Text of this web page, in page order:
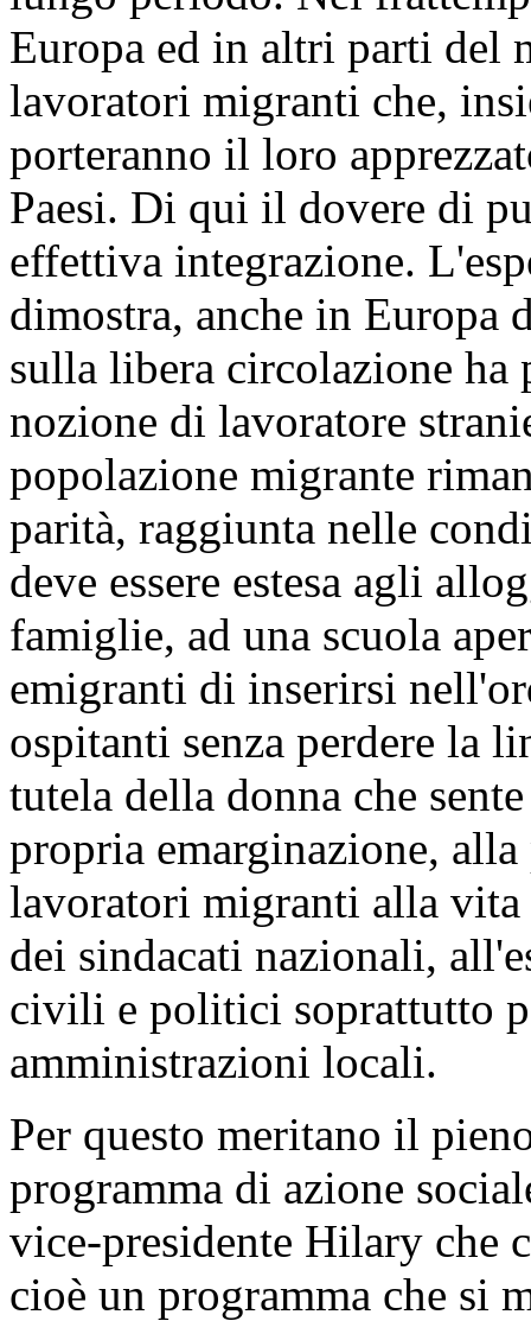
Europa ed in altri parti del
lavoratori migranti che,
porteranno il loro
Paesi. Di qui il dovere di
effettiva integrazione.
dimostra, anche in Europa
sulla libera circolazione
nozione di lavoratore
popolazione migrante
parità, raggiunta nelle
deve essere estesa agli
famiglie, ad una scuola
emigranti di inserirsi
ospitanti senza perdere la
tutela della donna che
propria emarginazione,
lavoratori migranti alla
dei sindacati nazionali,
civili e politici soprattutto
amministrazioni locali.
Per questo meritano il
programma di azione
vice-presidente Hilary che
cioè un programma che si